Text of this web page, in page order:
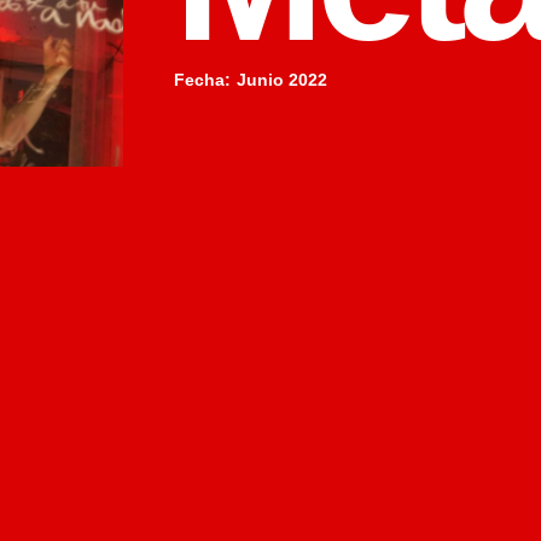
Fecha: Junio 2022